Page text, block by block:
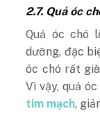
2.7. Quả óc
Quả óc chó
dưỡng, đặc
óc chó rất
Vì vậy, quả
tim mạch,